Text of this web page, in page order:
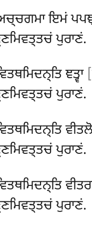
ਇਮਂ
ਪੁਰਾਣਂ.
ਞਤ੍ਵਾ
ਪੁਰਾਣਂ.
ਪੁਰਾਣਂ.
ਪੁਰਾਣਂ.